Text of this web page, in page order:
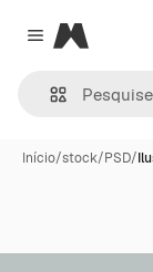
Close menu
Magnific
Início/stock/PSD/